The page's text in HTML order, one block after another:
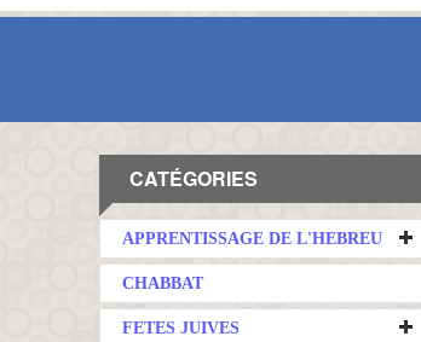
CATÉGORIES
APPRENTISSAGE DE L'HEBREU
CHABBAT
FETES JUIVES